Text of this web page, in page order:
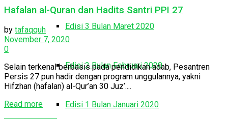
Edisi 3 Bulan Maret 2020
Edisi 2 Bulan Februari 2020
Edisi 1 Bulan Januari 2020
Hafalan al-Quran dan Hadits Santri PPI 27
by tafaqquh
November 7, 2020
0
Selain terkenal berbasis pada pendidikan adab, Pesantren
Persis 27 pun hadir dengan program unggulannya, yakni
Hifzhan (hafalan) al-Qur’an 30 Juz’....
Read more